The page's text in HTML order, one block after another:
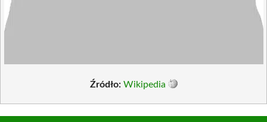
Źródło: Wikipedia